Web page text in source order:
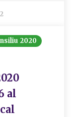
2020
al